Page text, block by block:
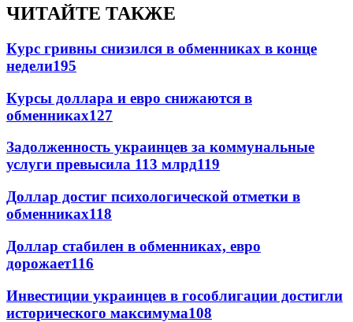
ЧИТАЙТЕ ТАКЖЕ
Курс гривны снизился в обменниках в конце
недели195
Курсы доллара и евро снижаются в
обменниках127
Задолженность украинцев за коммунальные
услуги превысила 113 млрд119
Доллар достиг психологической отметки в
обменниках118
Доллар стабилен в обменниках, евро
дорожает116
Инвестиции украинцев в гособлигации достигли
исторического максимума108